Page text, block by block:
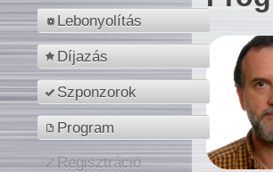
Lebonyolítás
Díjazás
Szponzorok
Program
Regisztráció